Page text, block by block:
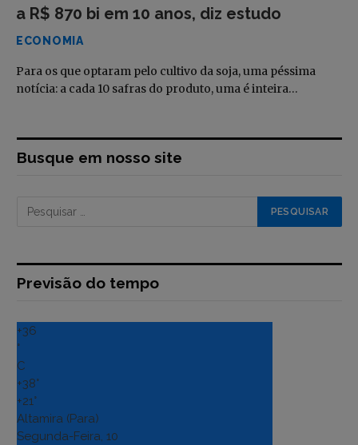
a R$ 870 bi em 10 anos, diz estudo
ECONOMIA
Para os que optaram pelo cultivo da soja, uma péssima
notícia: a cada 10 safras do produto, uma é inteira…
Busque em nosso site
Previsão do tempo
+36
°
C
+38°
+21°
Altamira (Para)
Segunda-Feira, 10